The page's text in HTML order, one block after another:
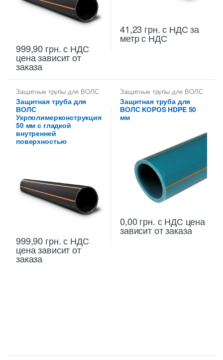
999,90 грн.с НДС
цена зависит от
заказа
41,23 грн.с НДС за
метр с НДС
Защитные трубы для ВОЛС
50 мм
Защитная труба для
ВОЛС
Укрполимерконструкция
50 мм с гладкой
внутренней
поверхностью
999,90 грн.с НДС
цена зависит от
заказа
Защитные трубы для ВОЛС
50 мм
Защитная труба для
ВОЛС KOPOS HDPE 50
мм
0,00грн. с НДС цена
зависит от заказа